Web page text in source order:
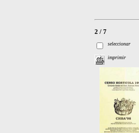
2 / 7
seleccionar
imprimir